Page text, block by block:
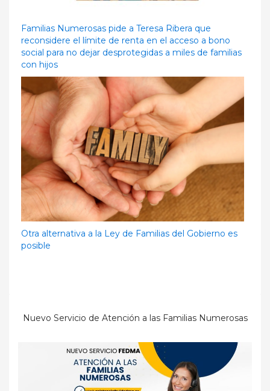
Familias Numerosas pide a Teresa Ribera que
reconsidere el límite de renta en el acceso a bono
social para no dejar desprotegidas a miles de familias
con hijos
Otra alternativa a la Ley de Familias del Gobierno es
posible
Nuevo Servicio de Atención a las Familias Numerosas